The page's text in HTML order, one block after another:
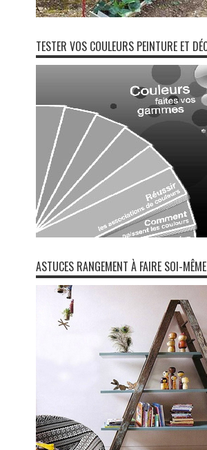
TESTER VOS COULEURS PEINTURE ET
ASTUCES RANGEMENT À FAIRE SOI-MÊME